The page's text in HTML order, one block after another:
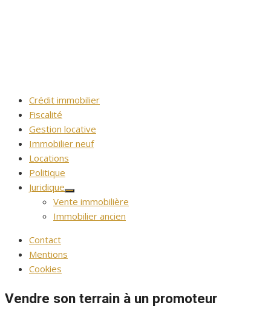
Crédit immobilier
Fiscalité
Gestion locative
Immobilier neuf
Locations
Politique
Juridique
Afficher
le
sous-
menu
Vente immobilière
Immobilier ancien
Contact
Mentions
Cookies
Vendre son terrain à un promoteur